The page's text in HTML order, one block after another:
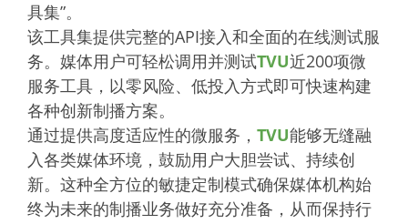
具集”。
该工具集提供完整的API接入和全面的在线测试服
务。媒体用户可轻松调用并测试TVU近200项微
服务工具，以零风险、低投入方式即可快速构建
各种创新制播方案。
通过提供高度适应性的微服务， TVU能够无缝融
入各类媒体环境，鼓励用户大胆尝试、持续创
新。这种全方位的敏捷定制模式确保媒体机构始
终为未来的制播业务做好充分准备，从而保持行